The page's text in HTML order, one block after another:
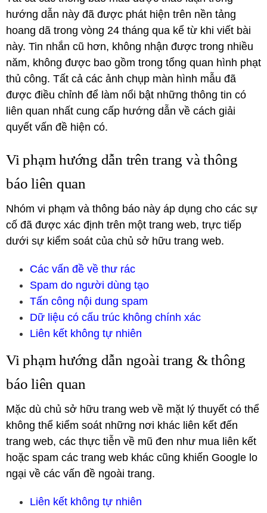
hướng dẫn này đã được phát hiện trên nền tảng
hoang dã trong vòng 24 tháng qua kể từ khi viết bài
này. Tin nhắn cũ hơn, không nhận được trong nhiều
năm, không được bao gồm trong tổng quan hình phạt
thủ công. Tất cả các ảnh chụp màn hình mẫu đã
được điều chỉnh để làm nổi bật những thông tin có
liên quan nhất cung cấp hướng dẫn về cách giải
quyết vấn đề hiện có.
Vi phạm hướng dẫn trên trang và thông
báo liên quan
Nhóm vi phạm và thông báo này áp dụng cho các sự
cố đã được xác định trên một trang web, trực tiếp
dưới sự kiểm soát của chủ sở hữu trang web.
Các vấn đề về thư rác
Spam do người dùng tạo
Tấn công nội dung spam
Dữ liệu có cấu trúc không chính xác
Liên kết không tự nhiên
Vi phạm hướng dẫn ngoài trang & thông
báo liên quan
Mặc dù chủ sở hữu trang web về mặt lý thuyết có thể
không thể kiểm soát những nơi khác liên kết đến
trang web, các thực tiễn về mũ đen như mua liên kết
hoặc spam các trang web khác cũng khiến Google lo
ngại về các vấn đề ngoài trang.
Liên kết không tự nhiên